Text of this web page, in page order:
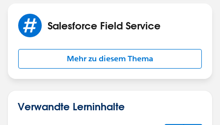
Salesforce Field Service
Mehr zu diesem Thema
Verwandte Lerninhalte